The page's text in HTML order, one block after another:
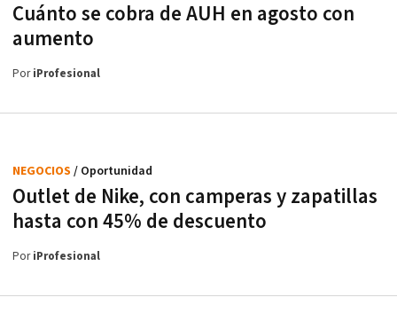
Cuánto se cobra de AUH en agosto con
aumento
PoriProfesional
Outlet de Nike, con camperas y zapatillas
hasta con 45% de descuento
NEGOCIOS / Oportunidad
PoriProfesional